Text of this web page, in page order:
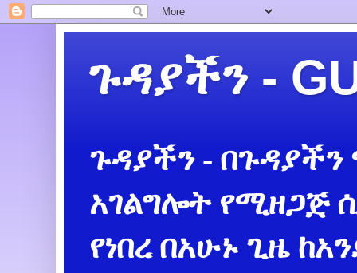
ጉዳያችን -
ጉዳያችን -
አገልግሎት የሚዘጋጅ
የነበረ በአሁኑ ጊዜ